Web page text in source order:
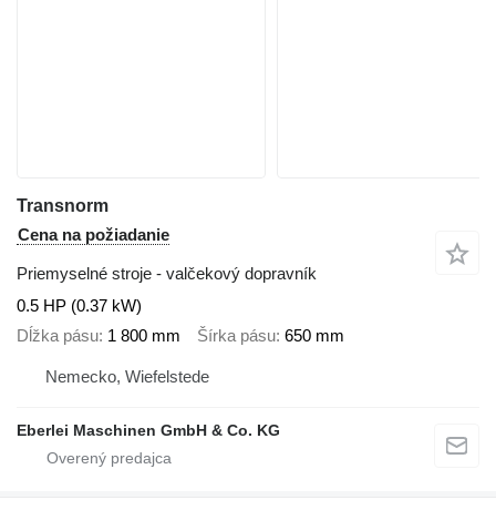
Transnorm
Cena na požiadanie
Priemyselné stroje - valčekový dopravník
0.5 HP (0.37 kW)
Dĺžka pásu 1 800 mm Šírka pásu 650 mm
Nemecko, Wiefelstede
Eberlei Maschinen GmbH & Co. KG